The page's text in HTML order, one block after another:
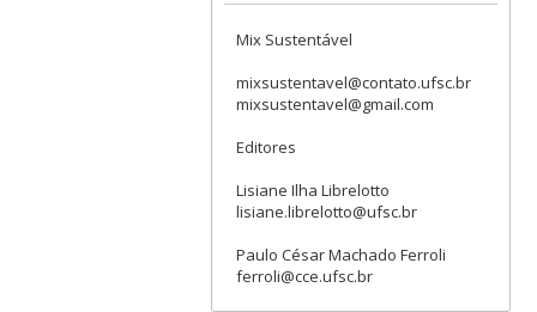
Mix Sustentável
mixsustentavel@contato.ufsc.br
mixsustentavel@gmail.com
Editores
Lisiane Ilha Librelotto
lisiane.librelotto@ufsc.br
Paulo César Machado Ferroli
ferroli@cce.ufsc.br